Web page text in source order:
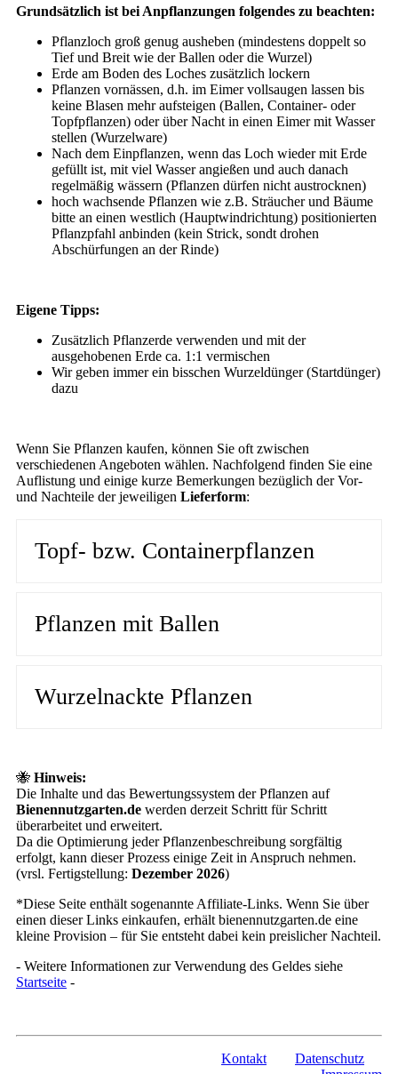
Grundsätzlich ist bei Anpflanzungen folgendes zu beachten:
Pflanzloch groß genug ausheben (mindestens doppelt so
Tief und Breit wie der Ballen oder die Wurzel)
Erde am Boden des Loches zusätzlich lockern
Pflanzen vornässen, d.h. im Eimer vollsaugen lassen bis
keine Blasen mehr aufsteigen (Ballen, Container- oder
Topfpflanzen) oder über Nacht in einen Eimer mit Wasser
stellen (Wurzelware)
Nach dem Einpflanzen, wenn das Loch wieder mit Erde
gefüllt ist, mit viel Wasser angießen und auch danach
regelmäßig wässern (Pflanzen dürfen nicht austrocknen)
hoch wachsende Pflanzen wie z.B. Sträucher und Bäume
bitte an einen westlich (Hauptwindrichtung) positionierten
Pflanzpfahl anbinden (kein Strick, sondt drohen
Abschürfungen an der Rinde)
Eigene Tipps:
Zusätzlich Pflanzerde verwenden und mit der
ausgehobenen Erde ca. 1:1 vermischen
Wir geben immer ein bisschen Wurzeldünger (Startdünger)
dazu
Wenn Sie Pflanzen kaufen, können Sie oft zwischen
verschiedenen Angeboten wählen. Nachfolgend finden Sie eine
Auflistung und einige kurze Bemerkungen bezüglich der Vor-
und Nachteile der jeweiligen Lieferform:
Topf- bzw. Containerpflanzen
Pflanzen mit Ballen
Wurzelnackte Pflanzen
🐝 Hinweis:
Die Inhalte und das Bewertungssystem der Pflanzen auf
Bienennutzgarten.de werden derzeit Schritt für Schritt
überarbeitet und erweitert.
Da die Optimierung jeder Pflanzenbeschreibung sorgfältig
erfolgt, kann dieser Prozess einige Zeit in Anspruch nehmen.
(vrsl. Fertigstellung: Dezember 2026)
*Diese Seite enthält sogenannte Affiliate-Links. Wenn Sie über
einen dieser Links einkaufen, erhält bienennutzgarten.de eine
kleine Provision – für Sie entsteht dabei kein preislicher Nachteil.
- Weitere Informationen zur Verwendung des Geldes siehe
Startseite -
Kontakt
Datenschutz